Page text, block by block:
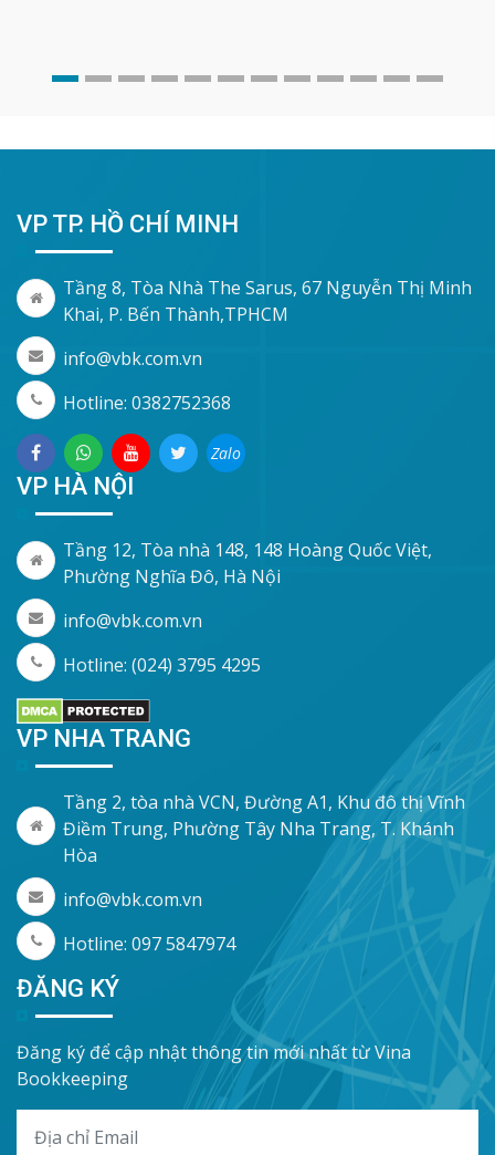
VP TP. HỒ CHÍ MINH
Tầng 8, Tòa Nhà The Sarus, 67 Nguyễn Thị Minh
Khai, P. Bến Thành,TPHCM
info@vbk.com.vn
Hotline: 0382752368
Zalo
VP HÀ NỘI
Tầng 12, Tòa nhà 148, 148 Hoàng Quốc Việt,
Phường Nghĩa Đô, Hà Nội
info@vbk.com.vn
Hotline: (024) 3795 4295
VP NHA TRANG
Tầng 2, tòa nhà VCN, Đường A1, Khu đô thị Vĩnh
Điềm Trung, Phường Tây Nha Trang, T. Khánh
Hòa
info@vbk.com.vn
Hotline: 097 5847974
ĐĂNG KÝ
Đăng ký để cập nhật thông tin mới nhất từ Vina
Bookkeeping